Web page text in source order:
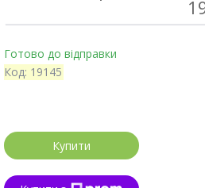
Готово до відправки
Код: 19145
Купити